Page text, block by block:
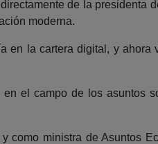
de la presidenta
moderna.
en la cartera digital, y
el campo de los asuntos
ministra de Asuntos